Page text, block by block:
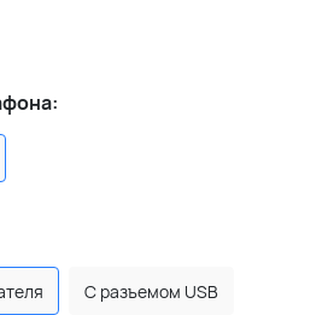
С разъемом USB